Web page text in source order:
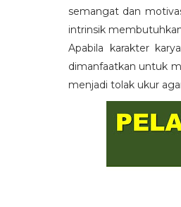
semangat dan
intrinsik
Apabila karakter
dimanfaatkan untuk
menjadi tolak ukur